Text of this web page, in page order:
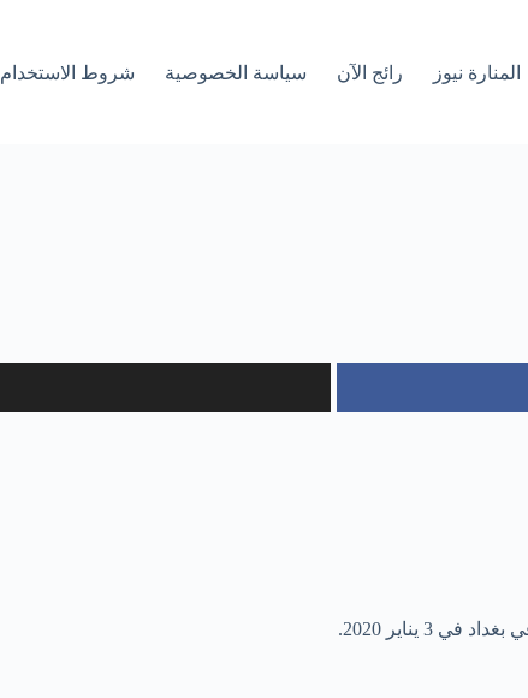
المنارة نيوز رائج الآن سياسة الخصوصية شروط الاستخدام
يناير 2020.